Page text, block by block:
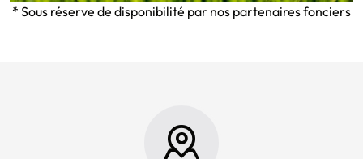
* Sous réserve de disponibilité par nos partenaires fonciers